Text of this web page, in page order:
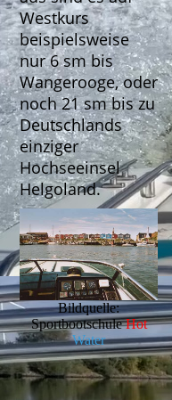
Westkurs
beispielsweise
nur 6 sm bis
Wangerooge, oder
noch 21 sm bis zu
Deutschlands
einziger
Hochseeinsel
Helgoland.
Bildquelle:
SportbootschuleHot
Water